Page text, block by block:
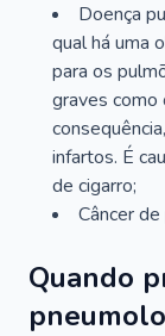
Doença
qual há uma
para os
graves como
infartos. É
de cigarro;
Câncer
Quando